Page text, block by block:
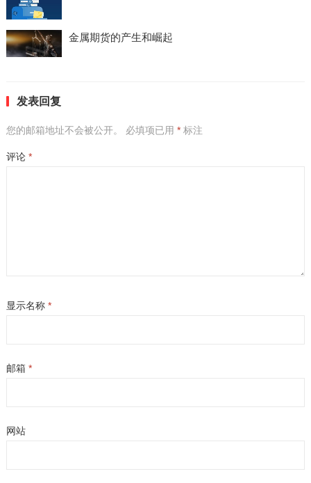
金属期货的产生和崛起
发表回复
您的邮箱地址不会被公开。 必填项已用 *标注
评论 *
显示名称 *
邮箱 *
网站